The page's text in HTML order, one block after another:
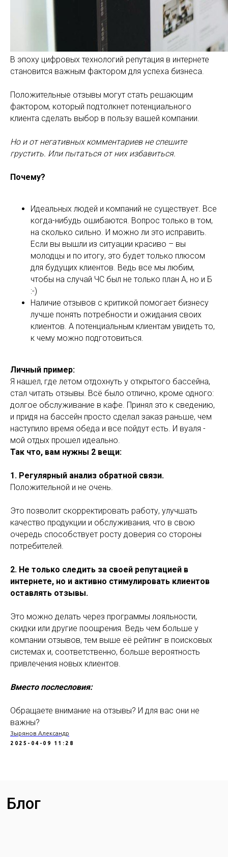
В эпоху цифровых технологий репутация в интернете
становится важным фактором для успеха бизнеса.
Положительные отзывы могут стать решающим
фактором, который подтолкнет потенциального
клиента сделать выбор в пользу вашей компании.
Но и от негативных комментариев не спешите
грустить. Или пытаться от них избавиться.
Почему?
Идеальных людей и компаний не существует. Все
когда-нибудь ошибаются. Вопрос только в том,
на сколько сильно. И можно ли это исправить.
Если вы вышли из ситуации красиво – вы
молодцы и по итогу, это будет только плюсом
для будущих клиентов. Ведь все мы любим,
чтобы на случай ЧС был не только план А, но и Б
:-)
Наличие отзывов с критикой помогает бизнесу
лучше понять потребности и ожидания своих
клиентов. А потенциальным клиентам увидеть то,
к чему можно подготовиться.
Личный пример:
Я нашел, где летом отдохнуть у открытого бассейна,
стал читать отзывы. Всё было отлично, кроме одного:
долгое обслуживание в кафе. Принял это к сведению,
и придя на бассейн просто сделал заказ раньше, чем
наступило время обеда и все пойдут есть. И вуаля -
мой отдых прошел идеально.
Так что, вам нужны 2 вещи:
1. Регулярный анализ обратной связи.
Положительной и не очень.
Это позволит скорректировать работу, улучшать
качество продукции и обслуживания, что в свою
очередь способствует росту доверия со стороны
потребителей.
2. Не только следить за своей репутацией в
интернете, но и активно стимулировать клиентов
оставлять отзывы.
Это можно делать через программы лояльности,
скидки или другие поощрения. Ведь чем больше у
компании отзывов, тем выше её рейтинг в поисковых
системах и, соответственно, больше вероятность
привлечения новых клиентов.
Вместо послесловия:
Обращаете внимание на отзывы? И для вас они не
важны?
Зырянов Александр
2025-04-09 11:28
Блог